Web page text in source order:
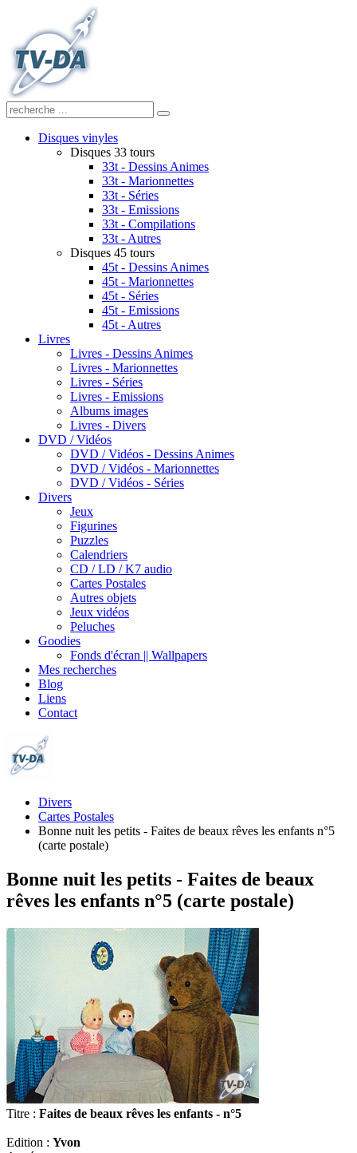
Disques vinyles
Disques 33 tours
33t - Dessins Animes
33t - Marionnettes
33t - Séries
33t - Emissions
33t - Compilations
33t - Autres
Disques 45 tours
45t - Dessins Animes
45t - Marionnettes
45t - Séries
45t - Emissions
45t - Autres
Livres
Livres - Dessins Animes
Livres - Marionnettes
Livres - Séries
Livres - Emissions
Albums images
Livres - Divers
DVD / Vidéos
DVD / Vidéos - Dessins Animes
DVD / Vidéos - Marionnettes
DVD / Vidéos - Séries
Divers
Jeux
Figurines
Puzzles
Calendriers
CD / LD / K7 audio
Cartes Postales
Autres objets
Jeux vidéos
Peluches
Goodies
Fonds d'écran || Wallpapers
Mes recherches
Blog
Liens
Contact
Divers
Cartes Postales
Bonne nuit les petits - Faites de beaux rêves les enfants n°5
(carte postale)
Bonne nuit les petits - Faites de beaux
rêves les enfants n°5 (carte postale)
Titre : Faites de beaux rêves les enfants - n°5
Edition : Yvon